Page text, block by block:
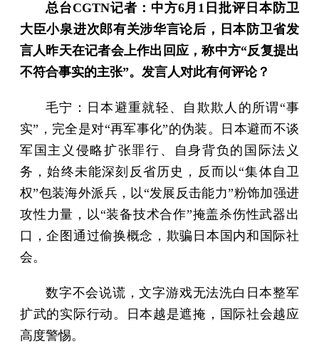
总台CGTN记者：中方6月1日批评日本防卫
大臣小泉进次郎有关涉华言论后，日本防卫省发
言人昨天在记者会上作出回应，称中方“反复提出
不符合事实的主张”。发言人对此有何评论？
毛宁：日本避重就轻、自欺欺人的所谓“事
实”，完全是对“再军事化”的伪装。日本避而不谈
军国主义侵略扩张罪行、自身背负的国际法义
务，始终未能深刻反省历史，反而以“集体自卫
权”包装海外派兵，以“发展反击能力”粉饰加强进
攻性力量，以“装备技术合作”掩盖杀伤性武器出
口，企图通过偷换概念，欺骗日本国内和国际社
会。
数字不会说谎，文字游戏无法洗白日本整军
扩武的实际行动。日本越是遮掩，国际社会越应
高度警惕。